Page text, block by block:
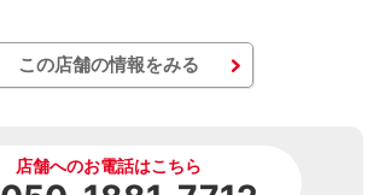
この店舗の情報をみる
店舗へのお電話はこちら